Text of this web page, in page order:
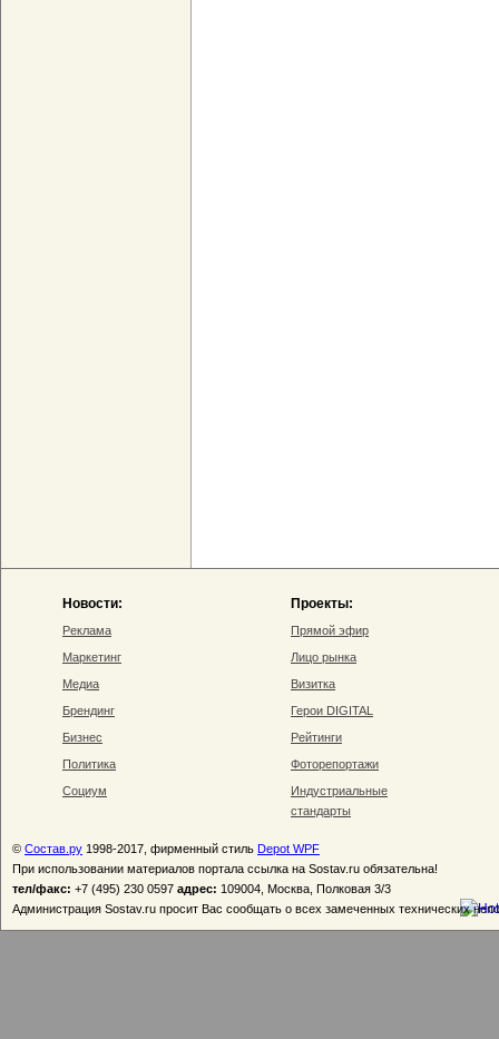
Новости:
Реклама
Маркетинг
Медиа
Брендинг
Бизнес
Политика
Социум
Проекты:
Прямой эфир
Лицо рынка
Визитка
Герои DIGITAL
Рейтинги
Фоторепортажи
Индустриальные
стандарты
© Состав.ру 1998-2017, фирменный стиль Depot WPF
При использовании материалов портала ссылка на Sostav.ru обязательна!
тел/факс: +7 (495) 230 0597 адрес: 109004, Москва, Полковая 3/3
Администрация Sostav.ru просит Вас сообщать о всех замеченных технических